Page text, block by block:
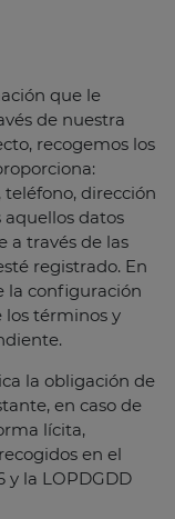
que le
de nuestra
recogemos los
dirección
aquellos datos
a través de las
registrado. En
la configuración
los términos y
la obligación de
en caso de
lícita,
en el
y la LOPDGDD